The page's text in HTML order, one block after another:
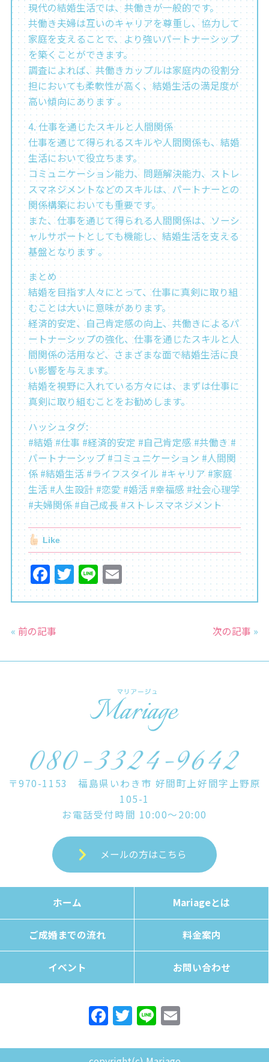
現代の結婚生活では、共働きが一般的です。
共働き夫婦は互いのキャリアを尊重し、協力して
家庭を支えることで、より強いパートナーシップ
を築くことができます。
調査によれば、共働きカップルは家庭内の役割分
担においても柔軟性が高く、結婚生活の満足度が
高い傾向にあります 。
4. 仕事を通じたスキルと人間関係
仕事を通じて得られるスキルや人間関係も、結婚
生活において役立ちます。
コミュニケーション能力、問題解決能力、ストレ
スマネジメントなどのスキルは、パートナーとの
関係構築においても重要です。
また、仕事を通じて得られる人間関係は、ソーシ
ャルサポートとしても機能し、結婚生活を支える
基盤となります 。
まとめ
結婚を目指す人々にとって、仕事に真剣に取り組
むことは大いに意味があります。
経済的安定、自己肯定感の向上、共働きによるパ
ートナーシップの強化、仕事を通じたスキルと人
間関係の活用など、さまざまな面で結婚生活に良
い影響を与えます。
結婚を視野に入れている方々には、まずは仕事に
真剣に取り組むことをお勧めします。
ハッシュタグ:
#結婚 #仕事 #経済的安定 #自己肯定感 #共働き #
パートナーシップ #コミュニケーション #人間関
係 #結婚生活 #ライフスタイル #キャリア #家庭
生活 #人生設計 #恋愛 #婚活 #幸福感 #社会心理学
#夫婦関係 #自己成長 #ストレスマネジメント
Like
F
a
e
o
T
w
Li
n
E
m
« 前の記事 次の記事 »
〒970-1153 福島県いわき市 好間町上好間字上野原
105-1
お電話受付時間 10:00～20:00
メールの方はこちら
ホーム Mariageとは
ご成婚までの流れ 料金案内
イベント お問い合わせ
F
a
c
T
w
itt
Li
n
e ai